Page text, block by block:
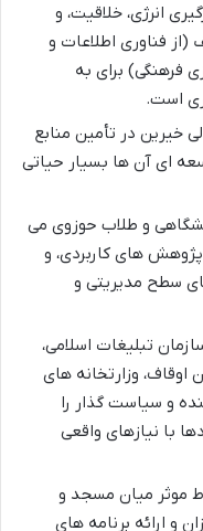
انرژی، خلاقیت، و
فناوری اطلاعات و
فرهنگی) برای به
است.
خیرین در تأمین منابع
ای آن ها بسیار حیاتی
و طلاب حوزوی می
پژوهش های کاربردی، و
سطح مدیریتی و
تبلیغات اسلامی،
اوقاف، وزارتخانه های
و سیاست گذار را
با نیازهای واقعی
موثر میان مسجد و
و ارائه برنامه های